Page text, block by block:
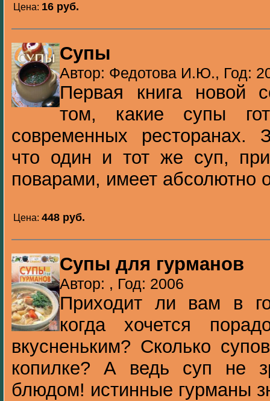
Цена: 16 pуб.
Супы
Автор: Федотова И.Ю., Год:
Первая книга новой
том, какие супы
современных ресторанах.
что один и тот же суп,
поварами, имеет абсолютно
Цена: 448 pуб.
Супы для гурманов
Автор: , Год: 2006
Приходит ли вам в
когда хочется
вкусненьким? Сколько
копилке? А ведь суп не
блюдом! истинные гурманы